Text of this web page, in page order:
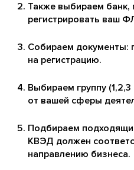
Также выбираем банк,
регистрировать ваш
Собираем документы:
на регистрацию.
Выбираем группу (1,2,3
от вашей сферы
Подбираем
КВЭД должен
направлению бизнеса.